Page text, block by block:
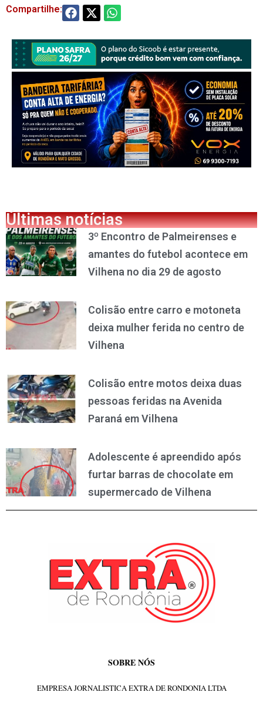
Compartilhe:
Últimas notícias
3º Encontro de Palmeirenses e
amantes do futebol acontece em
Vilhena no dia 29 de agosto
Colisão entre carro e motoneta
deixa mulher ferida no centro de
Vilhena
Colisão entre motos deixa duas
pessoas feridas na Avenida
Paraná em Vilhena
Adolescente é apreendido após
furtar barras de chocolate em
supermercado de Vilhena
SOBRE NÓS
EMPRESA JORNALISTICA EXTRA DE RONDONIA LTDA